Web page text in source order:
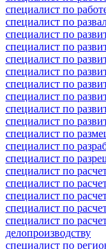
специалист по
специалист по
специалист по
специалист по
специалист по
специалист по
специалист по
специалист по
специалист по
специалист по
специалист по
специалист по
специалист по
специалист по
специалист по
специалист по
специалист по
специалист по
делопроизводству
специалист по